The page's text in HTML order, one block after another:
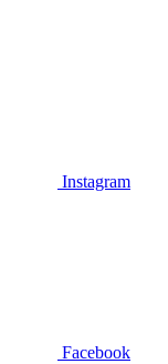
Instagram
Facebook